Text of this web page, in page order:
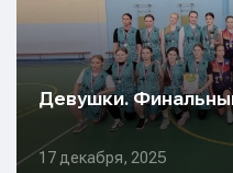
Девушки.
17 декабря, 2025
Нажимая кнопку
условиями
Нажимая кнопку
условиями
Нажимая кнопку
условиями обработки